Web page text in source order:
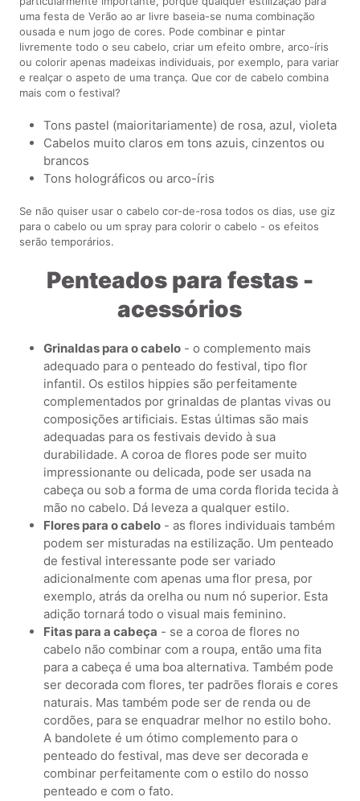
uma festa de Verão ao ar livre baseia-se numa combinação
ousada e num jogo de cores. Pode combinar e pintar
livremente todo o seu cabelo, criar um efeito ombre, arco-íris
ou colorir apenas madeixas individuais, por exemplo, para variar
e realçar o aspeto de uma trança. Que cor de cabelo combina
mais com o festival?
Tons pastel (maioritariamente) de rosa, azul, violeta
Cabelos muito claros em tons azuis, cinzentos ou
brancos
Tons holográficos ou arco-íris
Se não quiser usar o cabelo cor-de-rosa todos os dias, use giz
para o cabelo ou um spray para colorir o cabelo - os efeitos
serão temporários.
Penteados para festas -
acessórios
Grinaldas para o cabelo - o complemento mais
adequado para o penteado do festival, tipo flor
infantil. Os estilos hippies são perfeitamente
complementados por grinaldas de plantas vivas ou
composições artificiais. Estas últimas são mais
adequadas para os festivais devido à sua
durabilidade. A coroa de flores pode ser muito
impressionante ou delicada, pode ser usada na
cabeça ou sob a forma de uma corda florida tecida à
mão no cabelo. Dá leveza a qualquer estilo.
Flores para o cabelo - as flores individuais também
podem ser misturadas na estilização. Um penteado
de festival interessante pode ser variado
adicionalmente com apenas uma flor presa, por
exemplo, atrás da orelha ou num nó superior. Esta
adição tornará todo o visual mais feminino.
Fitas para a cabeça - se a coroa de flores no
cabelo não combinar com a roupa, então uma fita
para a cabeça é uma boa alternativa. Também pode
ser decorada com flores, ter padrões florais e cores
naturais. Mas também pode ser de renda ou de
cordões, para se enquadrar melhor no estilo boho.
A bandolete é um ótimo complemento para o
penteado do festival, mas deve ser decorada e
combinar perfeitamente com o estilo do nosso
penteado e com o fato.